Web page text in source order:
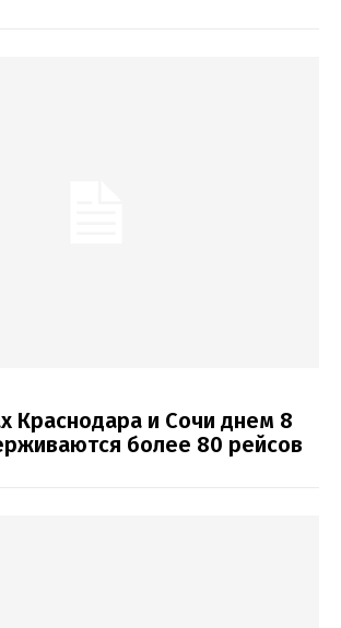
Краснодара и Сочи днем 8
более 80 рейсов